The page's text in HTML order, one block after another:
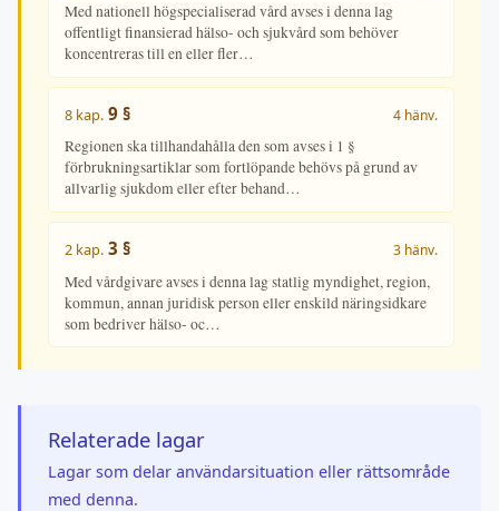
Med nationell högspecialiserad vård avses i denna lag
offentligt finansierad hälso- och sjukvård som behöver
koncentreras till en eller fler…
8 kap. 9 § 4 hänv.
Regionen ska tillhandahålla den som avses i 1 §
förbrukningsartiklar som fortlöpande behövs på grund av
allvarlig sjukdom eller efter behand…
2 kap. 3 § 3 hänv.
Med vårdgivare avses i denna lag statlig myndighet, region,
kommun, annan juridisk person eller enskild näringsidkare
som bedriver hälso- oc…
Relaterade lagar
Lagar som delar användarsituation eller rättsområde
med denna.